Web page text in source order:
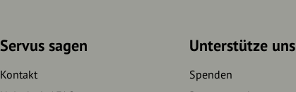
Servus sagen
Kontakt
Unterstütze uns
Spenden